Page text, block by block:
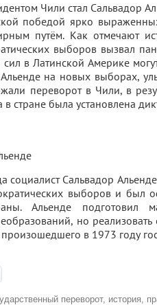
Чили стал Сальвадор
победой ярко
путём. Как отмечают
выборов вызвал
в Латинской Америке
на новых выборах,
переворот в Чили, в
стране была установлена
социалист Сальвадор
выборов и был
Альенде подготовил
но
в 1973 году
переворот, история,